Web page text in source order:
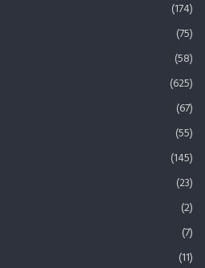
(174)
(75)
(58)
(625)
(67)
(55)
(145)
(23)
(2)
(7)
(11)